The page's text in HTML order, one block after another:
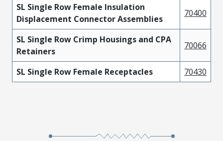
SL Single Row Female Insulation
Displacement Connector Assemblies
70400
SL Single Row Crimp Housings and CPA
Retainers
70066
SL Single Row Female Receptacles 70430